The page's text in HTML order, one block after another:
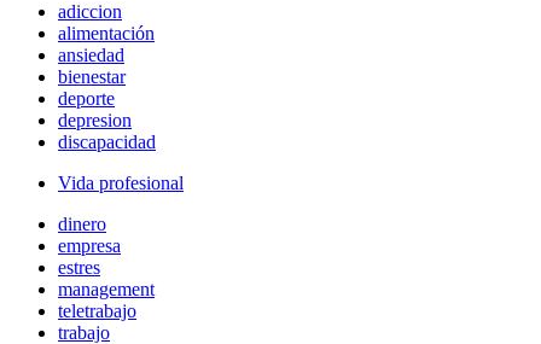
adiccion
alimentación
ansiedad
bienestar
deporte
depresion
discapacidad
Vida profesional
dinero
empresa
estres
management
teletrabajo
trabajo